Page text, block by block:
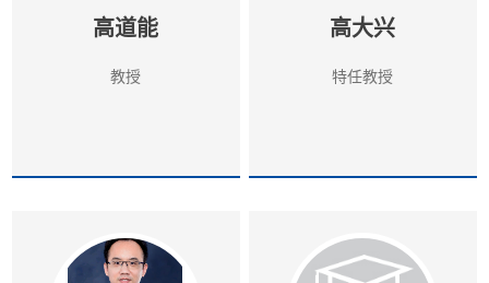
高道能
教授
高大兴
特任教授